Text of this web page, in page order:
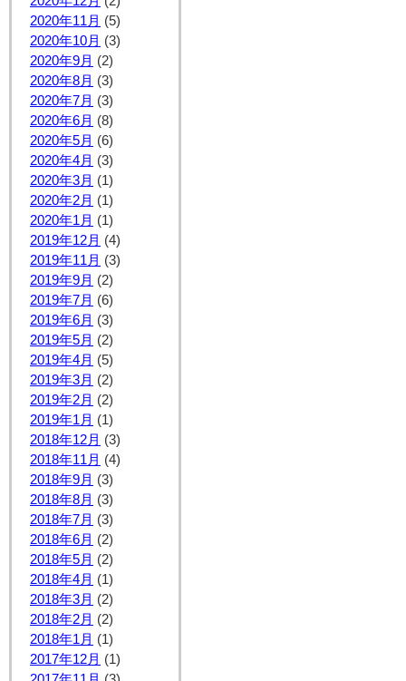
2020年11月 (5)
2020年10月 (3)
2020年9月 (2)
2020年8月 (3)
2020年7月 (3)
2020年6月 (8)
2020年5月 (6)
2020年4月 (3)
2020年3月 (1)
2020年2月 (1)
2020年1月 (1)
2019年12月 (4)
2019年11月 (3)
2019年9月 (2)
2019年7月 (6)
2019年6月 (3)
2019年5月 (2)
2019年4月 (5)
2019年3月 (2)
2019年2月 (2)
2019年1月 (1)
2018年12月 (3)
2018年11月 (4)
2018年9月 (3)
2018年8月 (3)
2018年7月 (3)
2018年6月 (2)
2018年5月 (2)
2018年4月 (1)
2018年3月 (2)
2018年2月 (2)
2018年1月 (1)
2017年12月 (1)